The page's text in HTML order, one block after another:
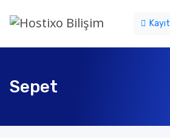
Kayıt
Sepet